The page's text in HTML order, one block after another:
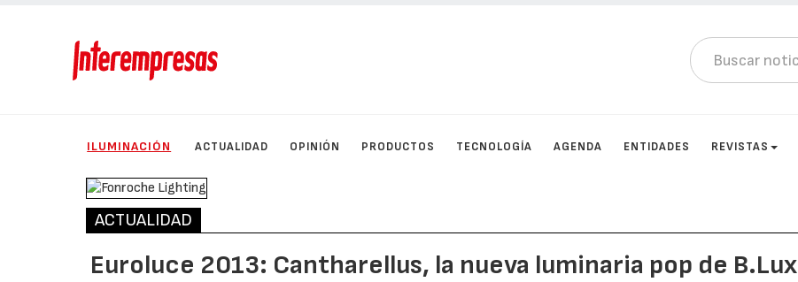
ILUMINACIÓN ACTUALIDAD OPINIÓN PRODUCTOS TECNOLOGÍA AGENDA ENTIDADES REVISTAS
ACTUALIDAD
Euroluce 2013: Cantharellus, la nueva luminaria pop de B.Lux